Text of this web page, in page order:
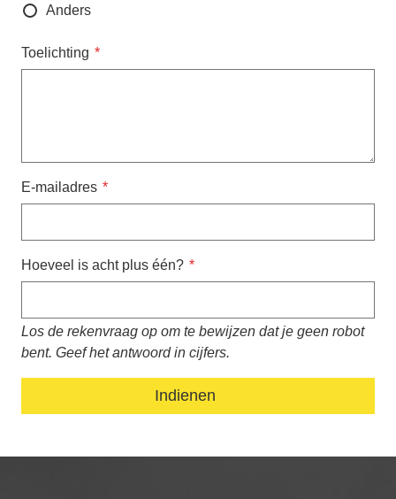
Anders
Toelichting
E-mailadres
Hoeveel is acht plus één?
Los de rekenvraag op om te bewijzen dat je geen robot
bent. Geef het antwoord in cijfers.